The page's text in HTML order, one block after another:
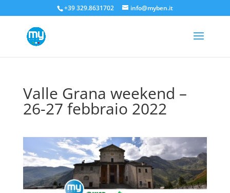
+39 329.8631702 info@myben.it
Valle Grana weekend –
26-27 febbraio 2022